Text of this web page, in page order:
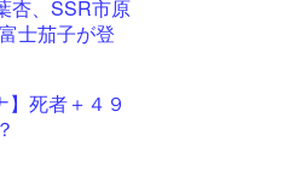
杏、SSR市原
士茄子が登
】死者＋４９